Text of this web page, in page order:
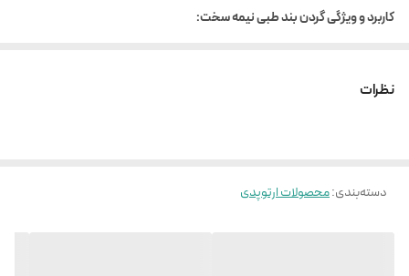
کاربرد و ویژگی گردن بند طبی نیمه سخت:
حساسیت
نظرات
دسته‌بندی:محصولات ارتوپدی